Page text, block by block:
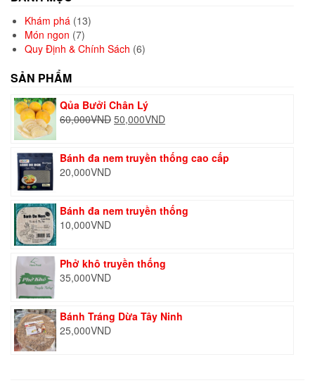
Khám phá (13)
Món ngon (7)
Quy Định & Chính Sách (6)
SẢN PHẨM
Qủa Bưởi Chân Lý
60,000VND Giá
60,000VND.
50,000VNDGiá
là:
Bánh đa nem truyền thống cao cấp
20,000VND
Bánh đa nem truyền thống
10,000VND
Phở khô truyền thống
35,000VND
Bánh Tráng Dừa Tây Ninh
25,000VND